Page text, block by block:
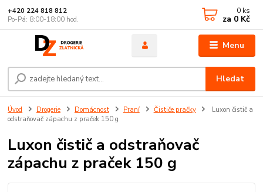
Menu
Hledat
+420 224 818 812
Po-Pá: 8:00-18:00 hod.
0 ks
za 0 Kč
Úvod Drogerie Domácnost Praní Čističe pračky
Luxon čistič a
odstraňovač zápachu z praček 150 g
Luxon čistič a odstraňovač
zápachu z praček 150 g